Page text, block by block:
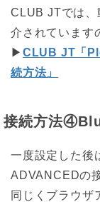
CLUB JTでは、
介されています
▶ CLUB JT「
続方法」
接続方法
一度設定した後
ADVANCEDの
同じくブラウザ